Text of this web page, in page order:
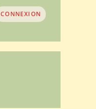
CONNEXION